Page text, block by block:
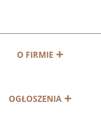
O FIRMIE
OGŁOSZENIA